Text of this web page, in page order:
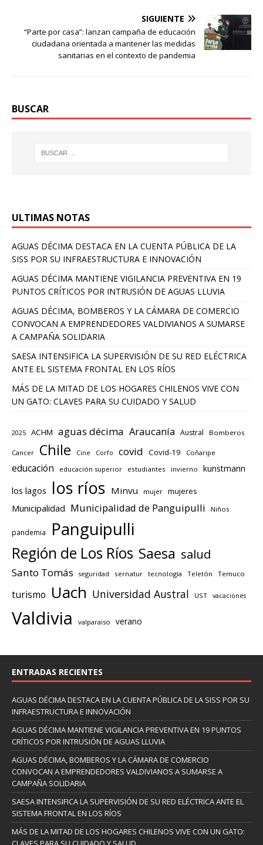
SIGUIENTE
“Parte por casa”: lanzan campaña de educación
ciudadana orientada a mantener las medidas
sanitarias en el contexto de pandemia
BUSCAR
ULTIMAS NOTAS
AGUAS DÉCIMA DESTACA EN LA CUENTA PÚBLICA DE LA
SISS POR SU INFRAESTRUCTURA E INNOVACIÓN
AGUAS DÉCIMA MANTIENE VIGILANCIA PREVENTIVA EN 19
PUNTOS CRÍTICOS POR INTRUSIÓN DE AGUAS LLUVIA
AGUAS DÉCIMA, BOMBEROS Y LA CÁMARA DE COMERCIO
CONVOCAN A EMPRENDEDORES VALDIVIANOS A SUMARSE
A CAMPAÑA SOLIDARIA
SAESA INTENSIFICA LA SUPERVISIÓN DE SU RED ELÉCTRICA
ANTE EL SISTEMA FRONTAL EN LOS RÍOS
MÁS DE LA MITAD DE LOS HOGARES CHILENOS VIVE CON
UN GATO: CLAVES PARA SU CUIDADO Y SALUD
2025 ACHM aguas décima Araucanía Austral Bomberos
Cancer Chile Cine Corfo covid Covid-19 Coñaripe
educación educación superior estudiantes invierno kunstmann
los lagos los ríos Minvu mujer mujeres
Municipalidad Municipalidad de Panguipulli Niños
pandemia Panguipulli
Región de Los Ríos Saesa salud
Santo Tomás seguridad sernatur tecnología Teletón Temuco
turismo Uach Universidad Austral UST vacaciones
Valdivia valparaiso verano
ENTRADAS RECIENTES
AGUAS DÉCIMA DESTACA EN LA CUENTA PÚBLICA DE LA SISS POR SU
INFRAESTRUCTURA E INNOVACIÓN
AGUAS DÉCIMA MANTIENE VIGILANCIA PREVENTIVA EN 19 PUNTOS
CRÍTICOS POR INTRUSIÓN DE AGUAS LLUVIA
AGUAS DÉCIMA, BOMBEROS Y LA CÁMARA DE COMERCIO
CONVOCAN A EMPRENDEDORES VALDIVIANOS A SUMARSE A
CAMPAÑA SOLIDARIA
SAESA INTENSIFICA LA SUPERVISIÓN DE SU RED ELÉCTRICA ANTE EL
SISTEMA FRONTAL EN LOS RÍOS
MÁS DE LA MITAD DE LOS HOGARES CHILENOS VIVE CON UN GATO: